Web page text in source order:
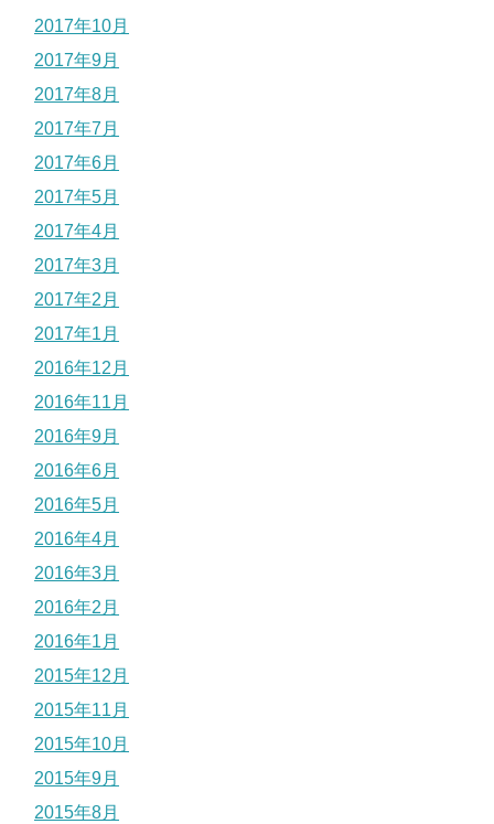
2017年10月
2017年9月
2017年8月
2017年7月
2017年6月
2017年5月
2017年4月
2017年3月
2017年2月
2017年1月
2016年12月
2016年11月
2016年9月
2016年6月
2016年5月
2016年4月
2016年3月
2016年2月
2016年1月
2015年12月
2015年11月
2015年10月
2015年9月
2015年8月